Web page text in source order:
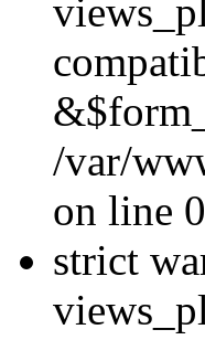
/var/
on line
strict